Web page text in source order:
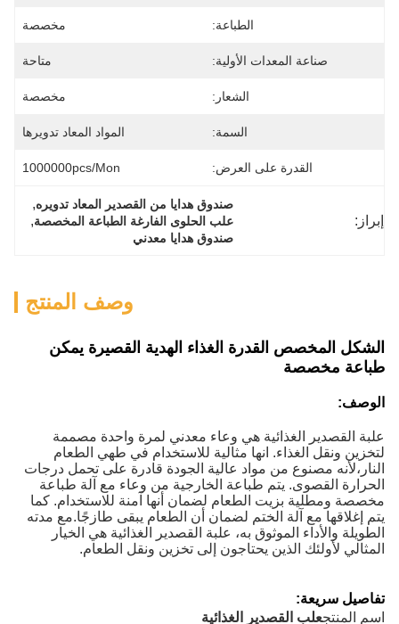
الطباعة: مخصصة
صناعة المعدات الأولية: متاحة
الشعار: مخصصة
السمة: المواد المعاد تدويرها
القدرة على العرض: 1000000pcs/mon
إبراز:
صندوق هدايا من القصدير المعاد تدويره,
علب الحلوى الفارغة الطباعة المخصصة,
صندوق هدايا معدني
وصف المنتج
الشكل المخصص القدرة الغذاء الهدية القصيرة يمكن
طباعة مخصصة
الوصف:
علبة القصدير الغذائية هي وعاء معدني لمرة واحدة مصممة
لتخزين ونقل الغذاء. انها مثالية للاستخدام في طهي الطعام
النار،لأنه مصنوع من مواد عالية الجودة قادرة على تحمل درجات
الحرارة القصوى. يتم طباعة الخارجية من وعاء مع آلة طباعة
مخصصة ومطلية بزيت الطعام لضمان أنها آمنة للاستخدام. كما
يتم إغلاقها مع آلة الختم لضمان أن الطعام يبقى طازجًا.مع مدته
الطويلة والأداء الموثوق به، علبة القصدير الغذائية هي الخيار
المثالي لأولئك الذين يحتاجون إلى تخزين ونقل الطعام.
تفاصيل سريعة:
اسم المنتجعلب القصدير الغذائية